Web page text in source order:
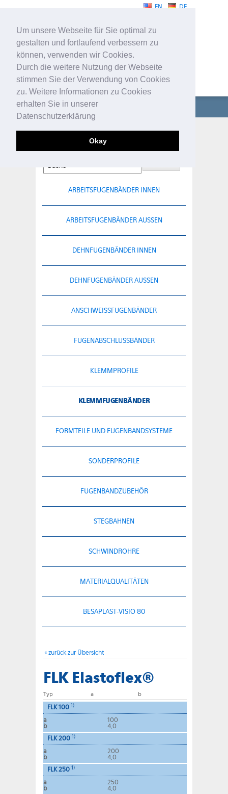
Um unsere Webseite für Sie optimal zu
gestalten und fortlaufend verbessern zu
können, verwenden wir Cookies.
Durch die weitere Nutzung der Webseite
stimmen Sie der Verwendung von Cookies
zu. Weitere Informationen zu Cookies
erhalten Sie in unserer
Datenschutzerklärung
Okay
DE
EN
FUGENBÄNDER
UNTERNEHMEN
FUGENBÄNDER
KONTAKT
KLEMMFUGENBÄNDER
ARBEITSFUGENBÄNDER INNEN
ARBEITSFUGENBÄNDER AUSSEN
DEHNFUGENBÄNDER INNEN
DEHNFUGENBÄNDER AUSSEN
ANSCHWEISSFUGENBÄNDER
FUGENABSCHLUSSBÄNDER
KLEMMPROFILE
KLEMMFUGENBÄNDER
FORMTEILE UND FUGENBANDSYSTEME
SONDERPROFILE
FUGENBANDZUBEHÖR
STEGBAHNEN
SCHWINDROHRE
MATERIALQUALITÄTEN
BESAPLAST-VISIO 80
« zurück zur Übersicht
FLK Elastoflex®
Typ a b
FLK 100 1)
a
100
b
4,0
FLK 200 1)
a
200
b
4,0
FLK 250 1)
a
250
b
4,0